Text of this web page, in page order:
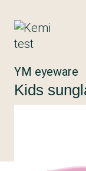
YM eyeware
Kids